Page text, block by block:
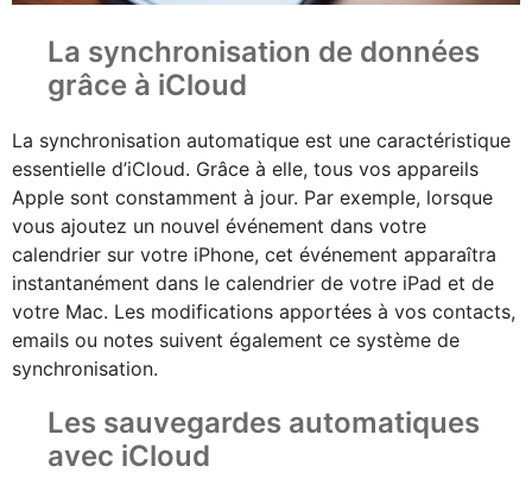
La synchronisation de données
grâce à iCloud
La synchronisation automatique est une caractéristique
essentielle d’iCloud. Grâce à elle, tous vos appareils
Apple sont constamment à jour. Par exemple, lorsque
vous ajoutez un nouvel événement dans votre
calendrier sur votre iPhone, cet événement apparaîtra
instantanément dans le calendrier de votre iPad et de
votre Mac. Les modifications apportées à vos contacts,
emails ou notes suivent également ce système de
synchronisation.
Les sauvegardes automatiques
avec iCloud